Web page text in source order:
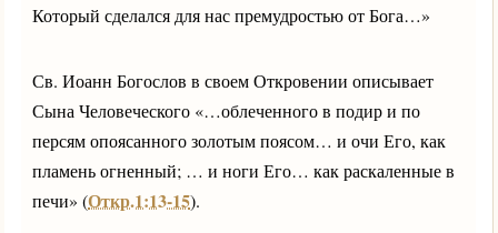
Который сделался для нас премудростью от Бога…»
Св. Иоанн Богослов в своем Откровении описывает
Сына Человеческого «…облеченного в подир и по
персям опоясанного золотым поясом… и очи Его, как
пламень огненный; … и ноги Его… как раскаленные в
печи» (Откр.1:13-15).